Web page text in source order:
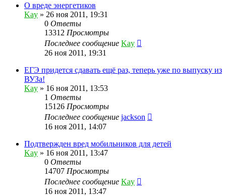
О вреде энергетиков
Kay » 26 ноя 2011, 19:31
0 Ответы
13312 Просмотры
Последнее сообщение Kay
26 ноя 2011, 19:31
ЕГЭ придется сдавать ещё раз, теперь уже по выпуску из
ВУЗа!
Kay » 16 ноя 2011, 13:53
1 Ответы
15126 Просмотры
Последнее сообщение jackson
16 ноя 2011, 14:07
Подтвержден вред мобильников для детей
Kay » 16 ноя 2011, 13:47
0 Ответы
14707 Просмотры
Последнее сообщение Kay
16 ноя 2011, 13:47